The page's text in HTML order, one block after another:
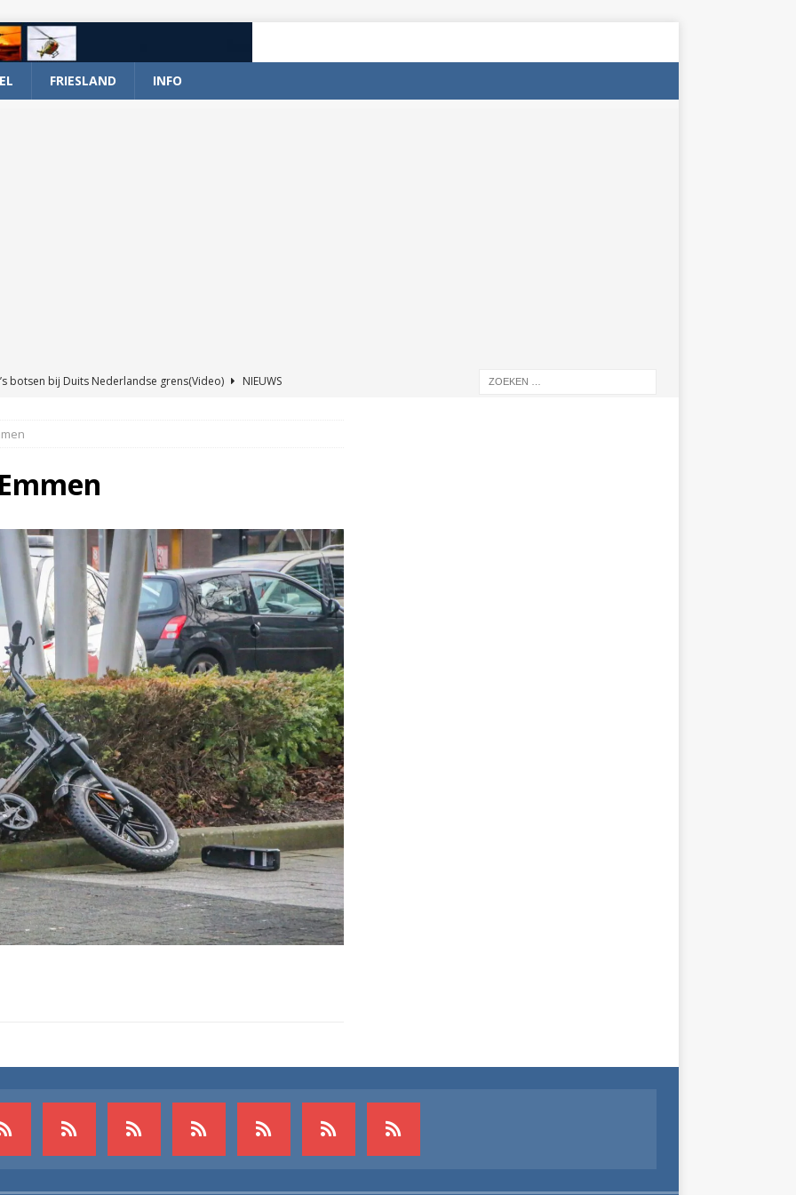
FRIESLAND INFO
botsen bij Duits Nederlandse grens(Video)
NIEUWS
en wagen met stro in de brand in Oosterhesselen(Video)
aangevaren op Schildmeer Steendam(Video) NIEUWS